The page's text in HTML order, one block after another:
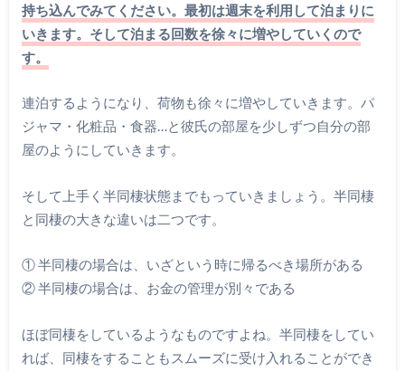
持ち込んでみてください。最初は週末を利用して泊まりに
いきます。そして泊まる回数を徐々に増やしていくので
す。
連泊するようになり、荷物も徐々に増やしていきます。パ
ジャマ・化粧品・食器…と彼氏の部屋を少しずつ自分の部
屋のようにしていきます。
そして上手く半同棲状態までもっていきましょう。半同棲
と同棲の大きな違いは二つです。
① 半同棲の場合は、いざという時に帰るべき場所がある
② 半同棲の場合は、お金の管理が別々である
ほぼ同棲をしているようなものですよね。半同棲をしてい
れば、同棲をすることもスムーズに受け入れることができ